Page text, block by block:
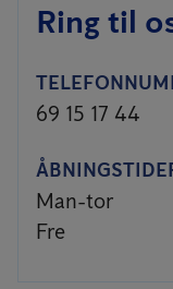
Ring til
69 15 17 44
Man-tor
Fre